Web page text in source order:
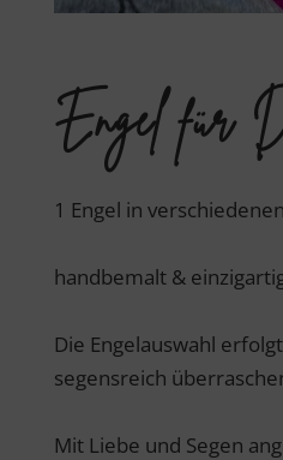
Engel für
1 Engel in
handbemalt &
Die Engelauswahl
segensreich
Mit Liebe und Segen